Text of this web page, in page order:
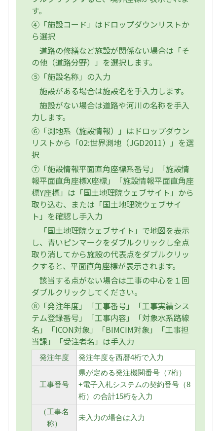
す。
④「施設コード」はドロップダウンリストか
ら選択
道路の修繕など施設が関係ない場合は「そ
の他（道路分野）」を選択します。
⑤「施設名称」の入力
施設がある場合は施設名を手入力します。
施設がない場合は道路や河川の名称を手入
力します。
⑥「測地系（施設情報）」はドロップダウン
リストから「02:世界測地（JGD2011）」を選
択
⑦「施設情報平面直角座標系番号」「施設情
報平面直角座標X座標」「施設情報平面直角座
標Y座標」は「国土地理院ウェブサイト」から
取り込む、または「国土地理院ウェブサイ
ト」を確認し手入力
「国土地理院ウェブサイト」で地図を表示
し、青いピンマークをダブルクリックし全点
取り消してから施設の代表点をダブルクリッ
クすると、平面直角座標が表示されます。
該当する点がない場合は工事の中心を１回
ダブルクリックしてください。
⑧「発注年度」「工事番号」「工事実績シス
テム登録番号」「工事内容」「対象水系路線
名」「ICON対象」「BIMCIM対象」「工事担
当課」「受注者名」は手入力
発注年度 発注年度を西暦4桁で入力
工事番号
県が定める発注機関番号（7桁）
+電子入札システムの契約番号（8
桁）の合計15桁を入力
（工事名
称）
未入力の場合は入力